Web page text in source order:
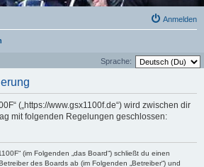
Anmelden
Sprache:
(„https://www.gsx1100f.de“) wird zwischen dir
mit folgenden Regelungen geschlossen:
(im Folgenden „das Board“) schließt du einen
des Boards ab (im Folgenden „Betreiber“) und